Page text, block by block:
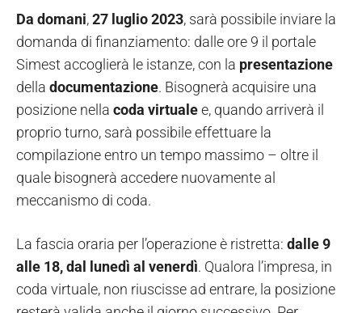
Da domani,27 luglio 2023, sarà possibile inviare la
domanda di finanziamento: dalle ore 9 il portale
Simest accoglierà le istanze, con la presentazione
della documentazione. Bisognerà acquisire una
posizione nella coda virtualee, quando arriverà il
proprio turno, sarà possibile effettuare la
compilazione entro un tempo massimo – oltre il
quale bisognerà accedere nuovamente al
meccanismo di coda.
La fascia oraria per l’operazione è ristretta: dalle 9
alle 18, dal lunedì al venerdì. Qualora l’impresa, in
coda virtuale, non riuscisse ad entrare, la posizione